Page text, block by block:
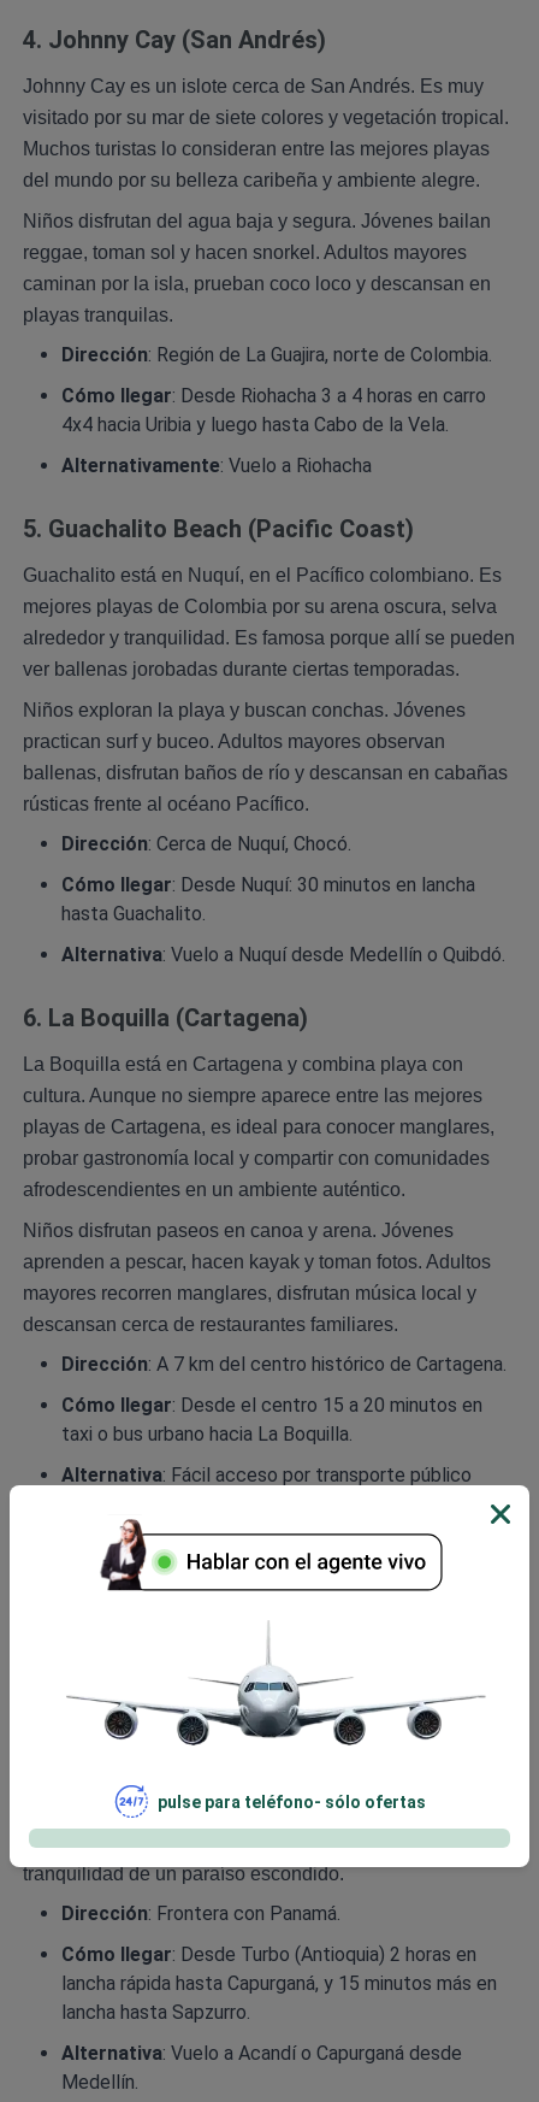
4. Johnny Cay (San Andrés)
Johnny Cay es un islote cerca de San Andrés. Es muy
visitado por su mar de siete colores y vegetación tropical.
Muchos turistas lo consideran entre las mejores playas
del mundo por su belleza caribeña y ambiente alegre.
Niños disfrutan del agua baja y segura. Jóvenes bailan
reggae, toman sol y hacen snorkel. Adultos mayores
caminan por la isla, prueban coco loco y descansan en
playas tranquilas.
Dirección: Región de La Guajira, norte de Colombia.
Cómo llegar: Desde Riohacha 3 a 4 horas en carro
4x4 hacia Uribia y luego hasta Cabo de la Vela.
Alternativamente: Vuelo a Riohacha
5. Guachalito Beach (Pacific Coast)
Guachalito está en Nuquí, en el Pacífico colombiano. Es
mejores playas de Colombia por su arena oscura, selva
alrededor y tranquilidad. Es famosa porque allí se pueden
ver ballenas jorobadas durante ciertas temporadas.
Niños exploran la playa y buscan conchas. Jóvenes
practican surf y buceo. Adultos mayores observan
ballenas, disfrutan baños de río y descansan en cabañas
rústicas frente al océano Pacífico.
Dirección: Cerca de Nuquí, Chocó.
Cómo llegar: Desde Nuquí: 30 minutos en lancha
hasta Guachalito.
Alternativa: Vuelo a Nuquí desde Medellín o Quibdó.
6. La Boquilla (Cartagena)
La Boquilla está en Cartagena y combina playa con
cultura. Aunque no siempre aparece entre las mejores
playas de Cartagena, es ideal para conocer manglares,
probar gastronomía local y compartir con comunidades
afrodescendientes en un ambiente auténtico.
Niños disfrutan paseos en canoa y arena. Jóvenes
aprenden a pescar, hacen kayak y toman fotos. Adultos
mayores recorren manglares, disfrutan música local y
descansan cerca de restaurantes familiares.
Dirección: A 7 km del centro histórico de Cartagena.
Cómo llegar: Desde el centro 15 a 20 minutos en
taxi o bus urbano hacia La Boquilla.
Alternativa: Fácil acceso por transporte público
7. Sapzurro y Capurganá (Darién Gap)
Colombia por sus aguas cristalinas, ambiente tranquilo y
naturaleza intacta, perfectas para quienes buscan un
destino único y poco turístico.
hacen senderismo y visitan cascadas. Adultos mayores
disfrutan caminatas suaves, paseos en bote y la
tranquilidad de un paraíso escondido.
Dirección: Frontera con Panamá.
Cómo llegar: Desde Turbo (Antioquia) 2 horas en
lancha rápida hasta Capurganá, y 15 minutos más en
lancha hasta Sapzurro.
Alternativa: Vuelo a Acandí o Capurganá desde
Medellín.
pulse para teléfono- sólo ofertas